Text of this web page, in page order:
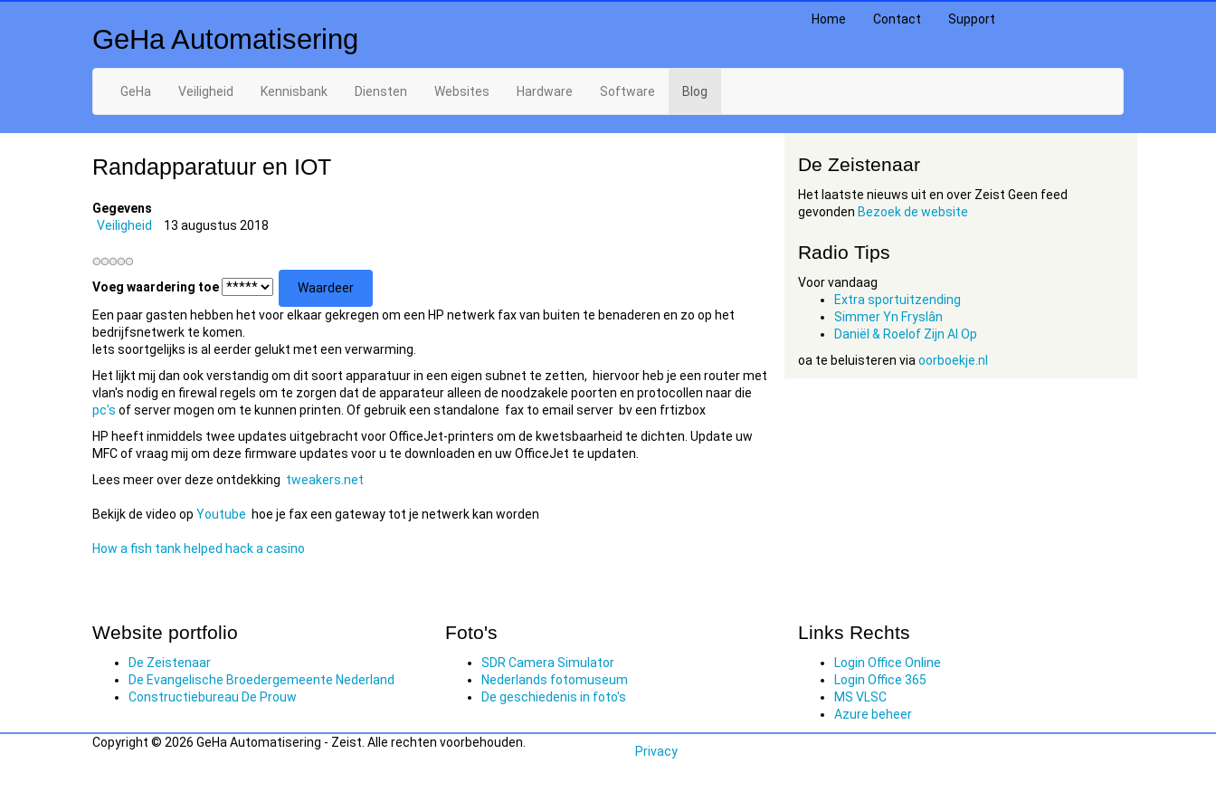
GeHa Automatisering
Home Contact Support
GeHa Veiligheid Kennisbank Diensten Websites Hardware Software Blog
Randapparatuur en IOT
Gegevens
Veiligheid
13 augustus 2018
Voeg waardering toe
Een paar gasten hebben het voor elkaar gekregen om een HP netwerk fax van buiten te benaderen en zo op het
bedrijfsnetwerk te komen.
Iets soortgelijks is al eerder gelukt met een verwarming.
Het lijkt mij dan ook verstandig om dit soort apparatuur in een eigen subnet te zetten, hiervoor heb je een router met
vlan's nodig en firewal regels om te zorgen dat de apparateur alleen de noodzakele poorten en protocollen naar die
pc's of server mogen om te kunnen printen. Of gebruik een standalone fax to email server bv een frtizbox
HP heeft inmiddels twee updates uitgebracht voor OfficeJet-printers om de kwetsbaarheid te dichten. Update uw
MFC of vraag mij om deze firmware updates voor u te downloaden en uw OfficeJet te updaten.
Lees meer over deze ontdekking tweakers.net
Bekijk de video op Youtube hoe je fax een gateway tot je netwerk kan worden
How a fish tank helped hack a casino
De Zeistenaar
Het laatste nieuws uit en over Zeist Geen feed
gevonden Bezoek de website
Radio Tips
Voor vandaag
Extra sportuitzending
Simmer Yn Fryslân
Daniël & Roelof Zijn Al Op
oa te beluisteren via oorboekje.nl
Website portfolio
De Zeistenaar
De Evangelische Broedergemeente Nederland
Constructiebureau De Prouw
Foto's
SDR Camera Simulator
Nederlands fotomuseum
De geschiedenis in foto's
Links Rechts
Login Office Online
Login Office 365
MS VLSC
Azure beheer
Copyright © 2026 GeHa Automatisering - Zeist. Alle rechten voorbehouden.
Privacy